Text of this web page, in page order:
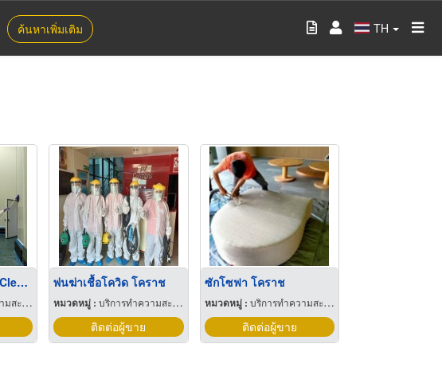
ค้นหาเพิ่มเติม TH
ทำความสะอาดห้อง Clean room โคราช
ะอาด
พ่นฆ่าเชื้อโควิด โคราช
หมวดหมู่ : บริการทำความสะอาด
ติดต่อผู้ขาย
ซักโซฟา โคราช
หมวดหมู่ : บริการทำความสะอาด
ติดต่อผู้ขาย